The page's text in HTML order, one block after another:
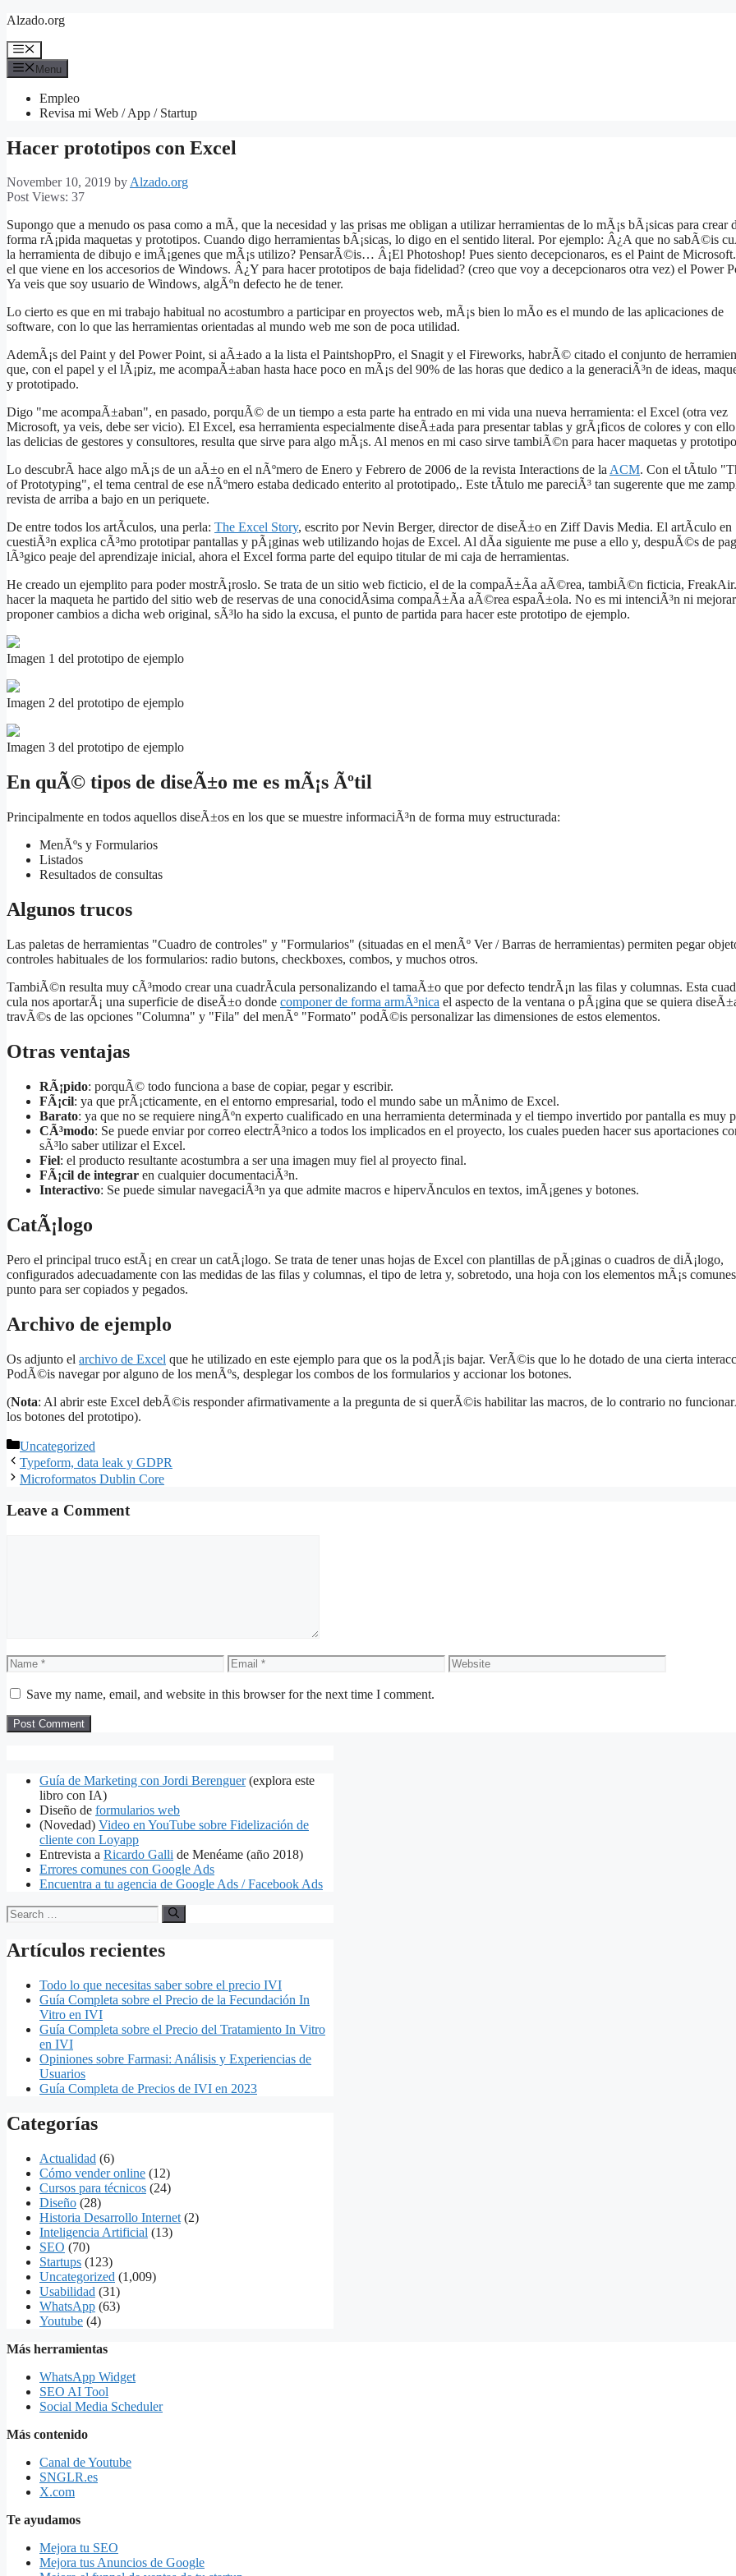
Skip
content
Alzado.org
Menu
Menu
Empleo
Revisa mi Web / App / Startup
Hacer prototipos con Excel
November 10, 2019 byAlzado.org
Post Views: 37
Supongo que a menudo os pasa como a mÃ­, que la necesidad y las prisas me obligan a utilizar herramientas de lo mÃ¡s bÃ¡sicas para crear
forma rÃ¡pida maquetas y prototipos. Cuando digo herramientas bÃ¡sicas, lo digo en el sentido literal. Por ejemplo: Â¿A que no sabÃ©is
la herramienta de dibujo e imÃ¡genes que mÃ¡s utilizo? PensarÃ©is… Â¡El Photoshop! Pues siento decepcionaros, es el Paint de
el que viene en los accesorios de Windows. Â¿Y para hacer prototipos de baja fidelidad? (creo que voy a decepcionaros otra vez) el Power
Ya veis que soy usuario de Windows, algÃºn defecto he de tener.
Lo cierto es que en mi trabajo habitual no acostumbro a participar en proyectos web, mÃ¡s bien lo mÃ­o es el mundo de las aplicaciones de
software, con lo que las herramientas orientadas al mundo web me son de poca utilidad.
AdemÃ¡s del Paint y del Power Point, si aÃ±ado a la lista el PaintshopPro, el Snagit y el Fireworks, habrÃ© citado el conjunto de
que, con el papel y el lÃ¡piz, me acompaÃ±aban hasta hace poco en mÃ¡s del 90% de las horas que dedico a la generaciÃ³n de ideas,
y prototipado.
Digo "me acompaÃ±aban", en pasado, porquÃ© de un tiempo a esta parte ha entrado en mi vida una nueva herramienta: el Excel (otra vez
Microsoft, ya veis, debe ser vicio). El Excel, esa herramienta especialmente diseÃ±ada para presentar tablas y grÃ¡ficos de colores y con
las delicias de gestores y consultores, resulta que sirve para algo mÃ¡s. Al menos en mi caso sirve tambiÃ©n para hacer maquetas y
Lo descubrÃ­ hace algo mÃ¡s de un aÃ±o en el nÃºmero de Enero y Febrero de 2006 de la revista Interactions de laACM. Con el tÃ­tulo
of Prototyping", el tema central de ese nÃºmero estaba dedicado enterito al prototipado,. Este tÃ­tulo me pareciÃ³ tan sugerente que me
revista de arriba a bajo en un periquete.
De entre todos los artÃ­culos, una perla: The Excel Story, escrito por Nevin Berger, director de diseÃ±o en Ziff Davis Media. El artÃ­culo en
cuestiÃ³n explica cÃ³mo prototipar pantallas y pÃ¡ginas web utilizando hojas de Excel. Al dÃ­a siguiente me puse a ello y, despuÃ©s de
lÃ³gico peaje del aprendizaje inicial, ahora el Excel forma parte del equipo titular de mi caja de herramientas.
He creado un ejemplito para poder mostrÃ¡roslo. Se trata de un sitio web ficticio, el de la compaÃ±Ã­a aÃ©rea, tambiÃ©n ficticia,
hacer la maqueta he partido del sitio web de reservas de una conocidÃ­sima compaÃ±Ã­a aÃ©rea espaÃ±ola. No es mi intenciÃ³n ni
proponer cambios a dicha web original, sÃ³lo ha sido la excusa, el punto de partida para hacer este prototipo de ejemplo.
Imagen 1 del prototipo de ejemplo
Imagen 2 del prototipo de ejemplo
Imagen 3 del prototipo de ejemplo
En quÃ© tipos de diseÃ±o me es mÃ¡s Ãºtil
Principalmente en todos aquellos diseÃ±os en los que se muestre informaciÃ³n de forma muy estructurada:
MenÃºs y Formularios
Listados
Resultados de consultas
Algunos trucos
Las paletas de herramientas "Cuadro de controles" y "Formularios" (situadas en el menÃº Ver / Barras de herramientas) permiten pegar
controles habituales de los formularios: radio butons, checkboxes, combos, y muchos otros.
TambiÃ©n resulta muy cÃ³modo crear una cuadrÃ­cula personalizando el tamaÃ±o que por defecto tendrÃ¡n las filas y columnas. Esta
cula nos aportarÃ¡ una superficie de diseÃ±o donde componer de forma armÃ³nica el aspecto de la ventana o pÃ¡gina que se quiera
travÃ©s de las opciones "Columna" y "Fila" del menÃº "Formato" podÃ©is personalizar las dimensiones de estos elementos.
Otras ventajas
RÃ¡pido: porquÃ© todo funciona a base de copiar, pegar y escribir.
FÃ¡cil: ya que prÃ¡cticamente, en el entorno empresarial, todo el mundo sabe un mÃ­nimo de Excel.
Barato: ya que no se requiere ningÃºn experto cualificado en una herramienta determinada y el tiempo invertido por pantalla es muy
CÃ³modo: Se puede enviar por correo electrÃ³nico a todos los implicados en el proyecto, los cuales pueden hacer sus aportaciones
sÃ³lo saber utilizar el Excel.
Fiel: el producto resultante acostumbra a ser una imagen muy fiel al proyecto final.
FÃ¡cil de integrar en cualquier documentaciÃ³n.
Interactivo: Se puede simular navegaciÃ³n ya que admite macros e hipervÃ­nculos en textos, imÃ¡genes y botones.
CatÃ¡logo
Pero el principal truco estÃ¡ en crear un catÃ¡logo. Se trata de tener unas hojas de Excel con plantillas de pÃ¡ginas o cuadros de diÃ¡logo,
configurados adecuadamente con las medidas de las filas y columnas, el tipo de letra y, sobretodo, una hoja con los elementos mÃ¡s
punto para ser copiados y pegados.
Archivo de ejemplo
Os adjunto el archivo de Excel que he utilizado en este ejemplo para que os la podÃ¡is bajar. VerÃ©is que lo he dotado de una cierta
PodÃ©is navegar por alguno de los menÃºs, desplegar los combos de los formularios y accionar los botones.
(Nota: Al abrir este Excel debÃ©is responder afirmativamente a la pregunta de si querÃ©is habilitar las macros, de lo contrario no
los botones del prototipo).
Categories
Uncategorized
Typeform, data leak y GDPR
Microformatos Dublin Core
Leave a Comment
Name Email Website
Save my name, email, and website in this browser for the next time I comment.
Guía de Marketing con Jordi Berenguer(explora este
libro con IA)
Diseño de formularios web
(Novedad) Video en YouTube sobre Fidelización de
cliente con Loyapp
Entrevista a Ricardo Galli de Menéame (año 2018)
Errores comunes con Google Ads
Encuentra a tu agencia de Google Ads / Facebook Ads
Search
for:
Artículos recientes
Todo lo que necesitas saber sobre el precio IVI
Guía Completa sobre el Precio de la Fecundación In
Vitro en IVI
Guía Completa sobre el Precio del Tratamiento In Vitro
en IVI
Opiniones sobre Farmasi: Análisis y Experiencias de
Usuarios
Guía Completa de Precios de IVI en 2023
Categorías
Actualidad (6)
Cómo vender online (12)
Cursos para técnicos (24)
Diseño (28)
Historia Desarrollo Internet (2)
Inteligencia Artificial (13)
SEO (70)
Startups (123)
Uncategorized (1,009)
Usabilidad (31)
WhatsApp (63)
Youtube (4)
Más herramientas
WhatsApp Widget
SEO AI Tool
Social Media Scheduler
Más contenido
Canal de Youtube
SNGLR.es
X.com
Te ayudamos
Mejora tu SEO
Mejora tus Anuncios de Google